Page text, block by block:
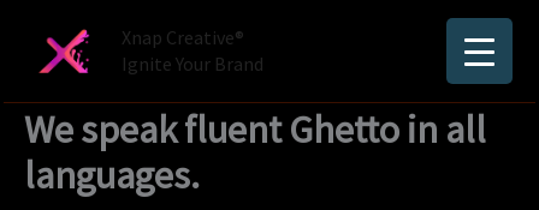
Xnap Creative®
Ignite Your Brand
We speak fluent Ghetto in all
languages.